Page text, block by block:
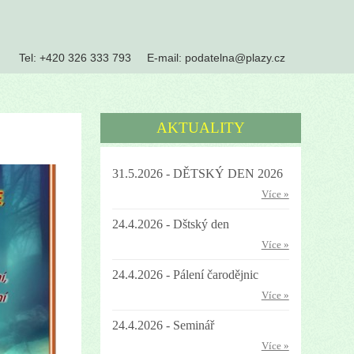
Tel: +420 326 333 793 E-mail: podatelna@plazy.cz
AKTUALITY
31.5.2026 - DĚTSKÝ DEN 2026
Více »
24.4.2026 - Dštský den
Více »
24.4.2026 - Pálení čarodějnic
Více »
24.4.2026 - Seminář
Více »